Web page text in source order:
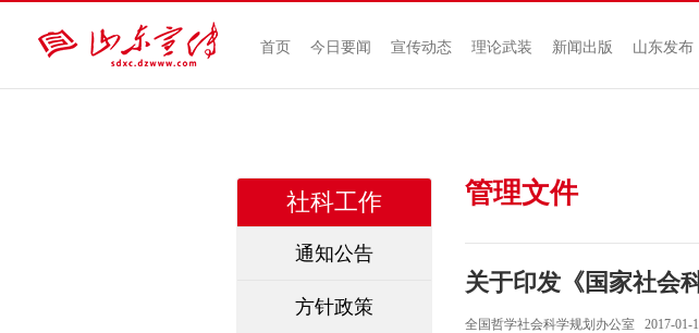
首页 今日要闻 宣传动态 理论武装 新闻出版 山东发布
社科工作
通知公告
方针政策
管理文件
关于印发《国家社会
全国哲学社会科学规划办公室 2017-01-